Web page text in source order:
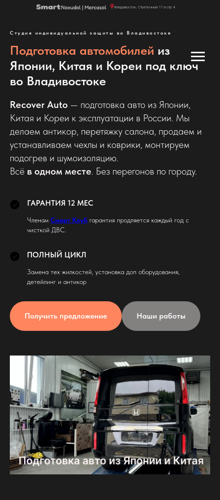
Владивосток, Стрелочная 17 а стр 4
Студия индивидуальной защиты во Владивостоке
Подготовка автомобилей из
Японии, Китая и Кореи под ключ
во Владивостоке
Recover Auto — подготовка авто из Японии,
Китая и Кореи к эксплуатации в России. Мы
делаем антикор, перетяжку салона, продаем и
устанавливаем чехлы и коврики, монтируем
подогрев и шумоизоляцию.
Всё в одном месте. Без перегонов по городу.
ГАРАНТИЯ 12 МЕС
Членам Смарт Клуб гарантия продляется каждый год с
чисткой ДВС.
ПОЛНЫЙ ЦИКЛ
Замена тех жилкостей, установка доп оборудования,
детейлинг и антикор
Получить предложение Наши работы